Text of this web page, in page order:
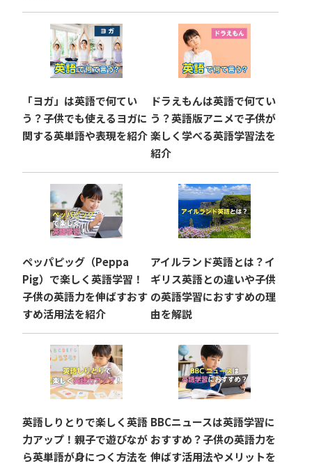
「ヨガ」は英語で何てい
う？子供でも使えるヨガに
関する英単語や表現を紹介
ドラえもんは英語で何てい
う？英語版アニメで子供が
楽しく学べる英語学習法を
紹介
ペッパピッグ（Peppa
Pig）で楽しく英語学習！
子供の英語力を伸ばすおす
すめ活用法を紹介
アイルランド英語とは？イ
ギリス英語との違いや子供
の英語学習におすすめの理
由を解説
英語しりとりで楽しく英語
力アップ！親子で遊びなが
ら英単語が身につく方法を
BBCニュースは英語学習に
おすすめ？子供の英語力を
伸ばす活用法やメリットを